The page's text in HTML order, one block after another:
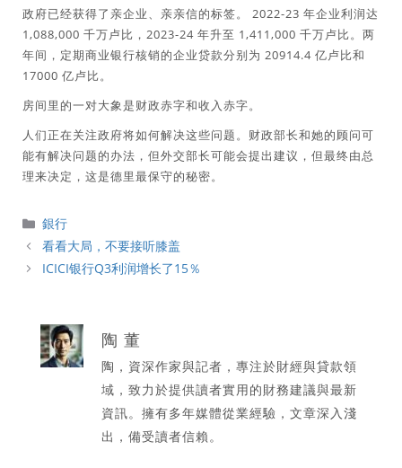
政府已经获得了亲企业、亲亲信的标签。 2022-23 年企业利润达
1,088,000 千万卢比，2023-24 年升至 1,411,000 千万卢比。两
年间，定期商业银行核销的企业贷款分别为 20914.4 亿卢比和
17000 亿卢比。
房间里的一对大象是财政赤字和收入赤字。
人们正在关注政府将如何解决这些问题。财政部长和她的顾问可
能有解决问题的办法，但外交部长可能会提出建议，但最终由总
理来决定，这是德里最保守的秘密。
分
類
銀行
看看大局，不要接听膝盖
ICICI银行Q3利润增长了15％
陶 董
陶，資深作家與記者，專注於財經與貸款領
域，致力於提供讀者實用的財務建議與最新
資訊。擁有多年媒體從業經驗，文章深入淺
出，備受讀者信賴。